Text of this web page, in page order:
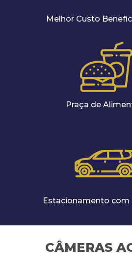
Melhor Custo
Praça de
Estacionamento
CÂMERAS